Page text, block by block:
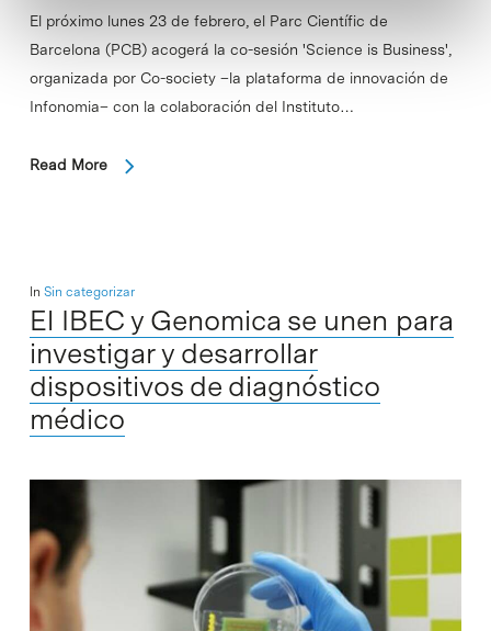
El próximo lunes 23 de febrero, el Parc Científic de
Barcelona (PCB) acogerá la co-sesión 'Science is Business',
organizada por Co-society –la plataforma de innovación de
Infonomia– con la colaboración del Instituto…
Read More
In Sin categorizar
El IBEC y Genomica se unen para
investigar y desarrollar
dispositivos de diagnóstico
médico